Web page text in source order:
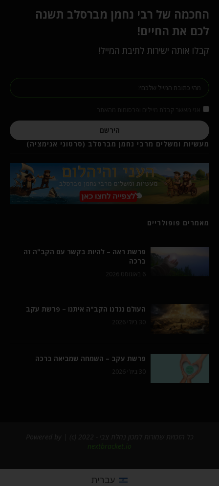
החכמה של רבי נחמן מברסלב תשנה
לכם את החיים!
קבלו אותה ישירות לתיבת המייל!
אני מאשר קבלת מיילים ופרסומות מהאתר
הירשם
מעשיות ומשלים מרבי נחמן מברסלב (סרטוני אנימציה)
מאמרים פופולריים
פרשת ראה – להיות בקשר עם הקב"ה זה
ברכה
העולם נגדנו הקב"ה איתנו – פרשת עקב
פרשת עקב – השמחה שמביאה ברכה
nextbracket.io
עברית